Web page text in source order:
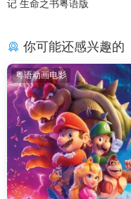
记 生命之书粤语版
你可能还感兴趣的
粤语动画电影